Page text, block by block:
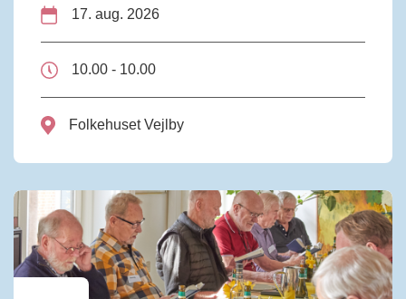
17. aug. 2026
10.00 - 10.00
Folkehuset Vejlby